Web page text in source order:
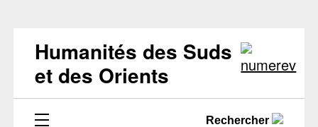
Humanités des Suds
et des Orients
Rechercher